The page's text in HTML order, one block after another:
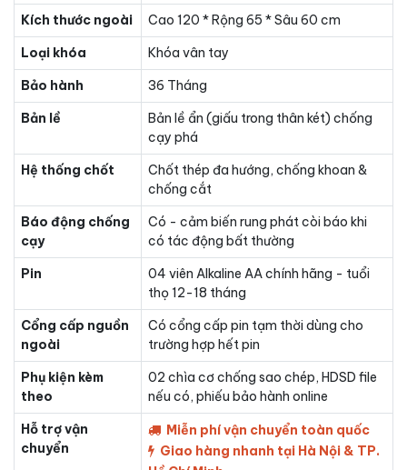
Kích thước ngoài
Cao 120 * Rộng 65 * Sâu 60 cm
Loại khóa
Khóa vân tay
Bảo hành
36 Tháng
Bản lề
Bản lề ẩn (giấu trong thân két) chống
cạy phá
Hệ thống chốt
Chốt thép đa hướng, chống khoan &
chống cắt
Báo động chống
cạy
Có - cảm biến rung phát còi báo khi
có tác động bất thường
Pin
04 viên Alkaline AA chính hãng - tuổi
thọ 12-18 tháng
Cổng cấp nguồn
ngoài
Có cổng cấp pin tạm thời dùng cho
trường hợp hết pin
Phụ kiện kèm
theo
02 chìa cơ chống sao chép, HDSD file
nếu có, phiếu bảo hành online
Hỗ trợ vận
chuyển
Miễn phí vận chuyển toàn quốc
Giao hàng nhanh tại Hà Nội & TP.